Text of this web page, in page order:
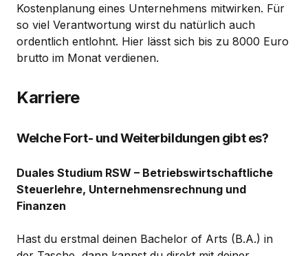
Kostenplanung eines Unternehmens mitwirken. Für
so viel Verantwortung wirst du natürlich auch
ordentlich entlohnt. Hier lässt sich bis zu 8000 Euro
brutto im Monat verdienen.
Karriere
Welche Fort- und Weiterbildungen gibt es?
Duales Studium RSW – Betriebswirtschaftliche
Steuerlehre, Unternehmensrechnung und
Finanzen
Hast du erstmal deinen Bachelor of Arts (B.A.) in